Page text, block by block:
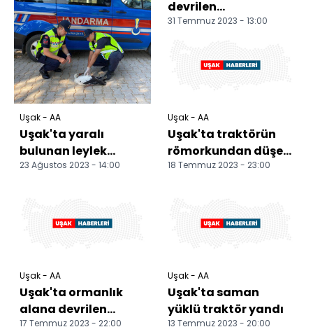
Uşak - AA
Uşak'ta yaralı
bulunan leylek
tedavi altına alındı
23 Ağustos 2023 - 14:00
devrilen
otomobildeki 5 kişi
31 Temmuz 2023 - 13:00
Uşak - AA
Uşak'ta traktörün
römorkundan düşen
kadın öldü
18 Temmuz 2023 - 23:00
Uşak - AA
Uşak'ta ormanlık
alana devrilen
17 Temmuz 2023 - 22:00
Uşak - AA
Uşak'ta saman
yüklü traktör yandı
13 Temmuz 2023 - 20:00